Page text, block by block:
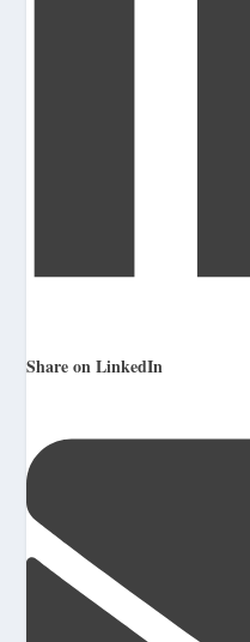
Share on LinkedIn